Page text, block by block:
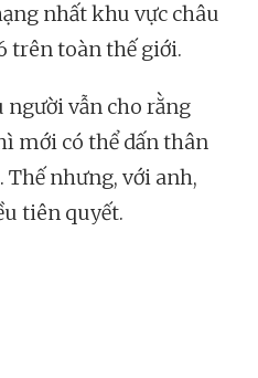
nhất khu vực châu
trên toàn thế giới.
người vẫn cho rằng
mới có thể dấn thân
nhưng, với anh,
tiên quyết.